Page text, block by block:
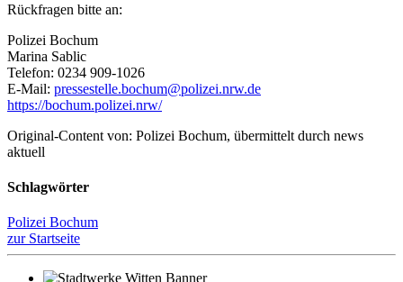
Rückfragen bitte an:
Polizei Bochum
Marina Sablic
Telefon: 0234 909-1026
E-Mail: pressestelle.bochum@polizei.nrw.de
https://bochum.polizei.nrw/
Original-Content von: Polizei Bochum, übermittelt durch news
aktuell
Schlagwörter
Polizei Bochum
zur Startseite